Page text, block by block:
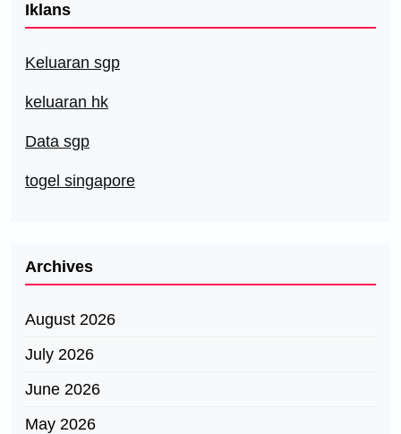
Iklans
Keluaran sgp
keluaran hk
Data sgp
togel singapore
Archives
August 2026
July 2026
June 2026
May 2026